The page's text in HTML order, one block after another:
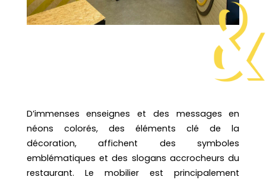
D’immenses enseignes et des messages en
néons colorés, des éléments clé de la
décoration, affichent des symboles
emblématiques et des slogans accrocheurs du
restaurant. Le mobilier est principalement